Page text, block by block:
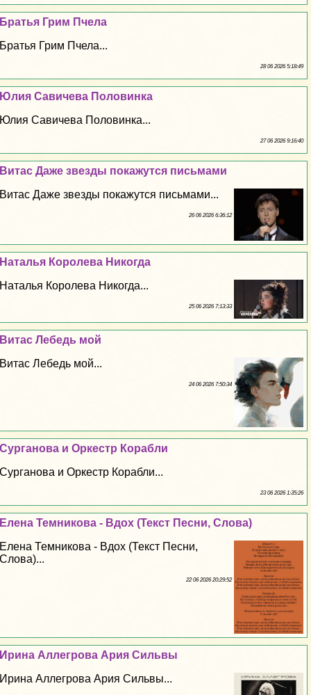
Братья Грим Пчела
Братья Грим Пчела...
28 06 2026 5:18:49
Юлия Савичева Половинка
Юлия Савичева Половинка...
27 06 2026 9:16:40
Витас Даже звезды покажутся письмами
Витас Даже звезды покажутся письмами...
26 06 2026 6:36:12
Наталья Королева Никогда
Наталья Королева Никогда...
25 06 2026 7:13:33
Витас Лебедь мой
Витас Лебедь мой...
24 06 2026 7:50:34
Сурганова и Оркестр Корабли
Сурганова и Оркестр Корабли...
23 06 2026 1:35:26
Елена Темникова - Вдох (Текст Песни, Слова)
Елена Темникова - Вдох (Текст Песни,
Слова)...
22 06 2026 20:29:52
Ирина Аллегрова Ария Сильвы
Ирина Аллегрова Ария Сильвы...